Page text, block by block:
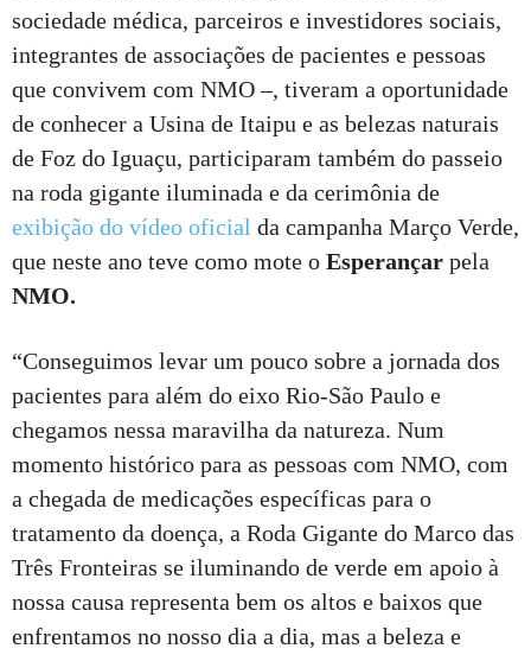
sociedade médica, parceiros e investidores sociais,
integrantes de associações de pacientes e pessoas
que convivem com NMO –, tiveram a oportunidade
de conhecer a Usina de Itaipu e as belezas naturais
de Foz do Iguaçu, participaram também do passeio
na roda gigante iluminada e da cerimônia de
exibição do vídeo oficial da campanha Março Verde,
que neste ano teve como mote o Esperançar pela
NMO.
“Conseguimos levar um pouco sobre a jornada dos
pacientes para além do eixo Rio-São Paulo e
chegamos nessa maravilha da natureza. Num
momento histórico para as pessoas com NMO, com
a chegada de medicações específicas para o
tratamento da doença, a Roda Gigante do Marco das
Três Fronteiras se iluminando de verde em apoio à
nossa causa representa bem os altos e baixos que
enfrentamos no nosso dia a dia, mas a beleza e